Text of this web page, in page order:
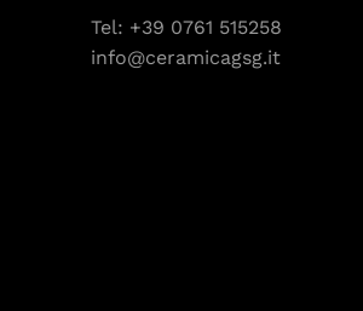
Tel: +39 0761 515258
info@ceramicagsg.it